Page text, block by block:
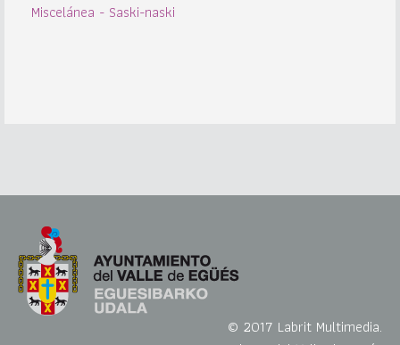
Miscelánea - Saski-naski
© 2017 Labrit Multimedia.